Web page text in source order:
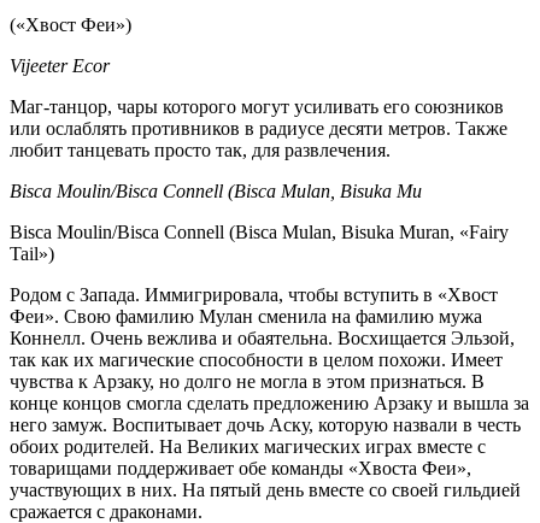
(«Хвост Феи»)
Vijeeter Ecor
Маг-танцор, чары которого могут усиливать его союзников
или ослаблять противников в радиусе десяти метров. Также
любит танцевать просто так, для развлечения.
Bisca Moulin/Bisca Connell (Bisca Mulan, Bisuka Mu
Bisca Moulin/Bisca Connell (Bisca Mulan, Bisuka Muran, «Fairy
Tail»)
Родом с Запада. Иммигрировала, чтобы вступить в «Хвост
Феи». Свою фамилию Мулан сменила на фамилию мужа
Коннелл. Очень вежлива и обаятельна. Восхищается Эльзой,
так как их магические способности в целом похожи. Имеет
чувства к Арзаку, но долго не могла в этом признаться. В
конце концов смогла сделать предложению Арзаку и вышла за
него замуж. Воспитывает дочь Аску, которую назвали в честь
обоих родителей. На Великих магических играх вместе с
товарищами поддерживает обе команды «Хвоста Феи»,
участвующих в них. На пятый день вместе со своей гильдией
сражается с драконами.